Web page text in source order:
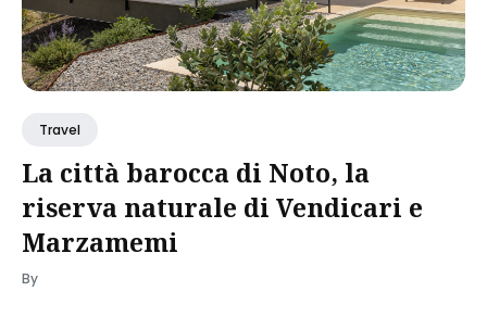
Travel
La città barocca di Noto, la
riserva naturale di Vendicari e
Marzamemi
By